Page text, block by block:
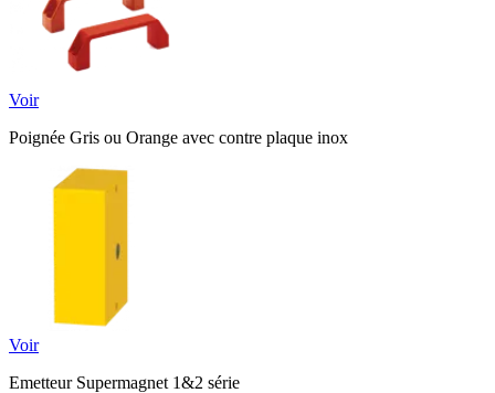
Voir
Poignée Gris ou Orange avec contre plaque inox
Voir
Emetteur Supermagnet 1&2 série